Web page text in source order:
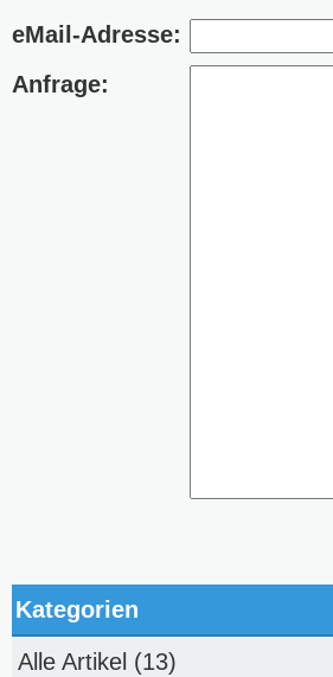
eMail-Adresse:
Anfrage:
Kategorien
Alle Artikel (13)